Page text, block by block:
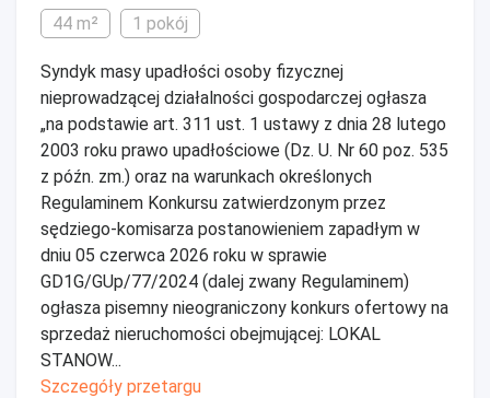
44 m²
1 pokój
Syndyk masy upadłości osoby fizycznej
nieprowadzącej działalności gospodarczej ogłasza
„na podstawie art. 311 ust. 1 ustawy z dnia 28 lutego
2003 roku prawo upadłościowe (Dz. U. Nr 60 poz. 535
z późn. zm.) oraz na warunkach określonych
Regulaminem Konkursu zatwierdzonym przez
sędziego-komisarza postanowieniem zapadłym w
dniu 05 czerwca 2026 roku w sprawie
GD1G/GUp/77/2024 (dalej zwany Regulaminem)
ogłasza pisemny nieograniczony konkurs ofertowy na
sprzedaż nieruchomości obejmującej: LOKAL
STANOW...
Szczegóły przetargu